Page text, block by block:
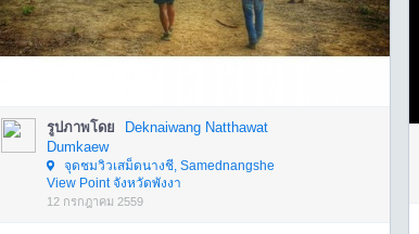
รูปภาพโดย
Deknaiwang Natthawat
Dumkaew
จุดชมวิวเสม็ดนางชี, Samednangshe
View Point จังหวัดพังงา
12 กรกฎาคม 2559